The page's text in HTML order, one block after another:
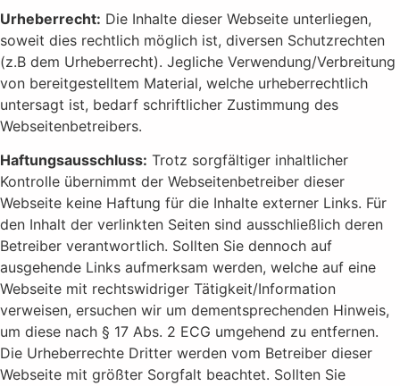
Urheberrecht: Die Inhalte dieser Webseite unterliegen,
soweit dies rechtlich möglich ist, diversen Schutzrechten
(z.B dem Urheberrecht). Jegliche Verwendung/Verbreitung
von bereitgestelltem Material, welche urheberrechtlich
untersagt ist, bedarf schriftlicher Zustimmung des
Webseitenbetreibers.
Haftungsausschluss: Trotz sorgfältiger inhaltlicher
Kontrolle übernimmt der Webseitenbetreiber dieser
Webseite keine Haftung für die Inhalte externer Links. Für
den Inhalt der verlinkten Seiten sind ausschließlich deren
Betreiber verantwortlich. Sollten Sie dennoch auf
ausgehende Links aufmerksam werden, welche auf eine
Webseite mit rechtswidriger Tätigkeit/Information
verweisen, ersuchen wir um dementsprechenden Hinweis,
um diese nach § 17 Abs. 2 ECG umgehend zu entfernen.
Die Urheberrechte Dritter werden vom Betreiber dieser
Webseite mit größter Sorgfalt beachtet. Sollten Sie